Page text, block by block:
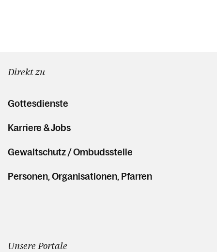
Direkt zu
Gottesdienste
Karriere & Jobs
Gewaltschutz / Ombudsstelle
Personen, Organisationen, Pfarren
Unsere Portale